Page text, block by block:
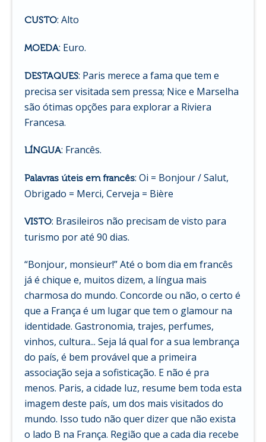
CUSTO: Alto
MOEDA: Euro.
DESTAQUES: Paris merece a fama que tem e
precisa ser visitada sem pressa; Nice e Marselha
são ótimas opções para explorar a Riviera
Francesa.
LÍNGUA: Francês.
Palavras úteis em francês: Oi = Bonjour / Salut,
Obrigado = Merci, Cerveja = Bière
VISTO: Brasileiros não precisam de visto para
turismo por até 90 dias.
“Bonjour, monsieur!” Até o bom dia em francês
já é chique e, muitos dizem, a língua mais
charmosa do mundo. Concorde ou não, o certo é
que a França é um lugar que tem o glamour na
identidade. Gastronomia, trajes, perfumes,
vinhos, cultura... Seja lá qual for a sua lembrança
do país, é bem provável que a primeira
associação seja a sofisticação. E não é pra
menos. Paris, a cidade luz, resume bem toda esta
imagem deste país, um dos mais visitados do
mundo. Isso tudo não quer dizer que não exista
o lado B na França. Região que a cada dia recebe